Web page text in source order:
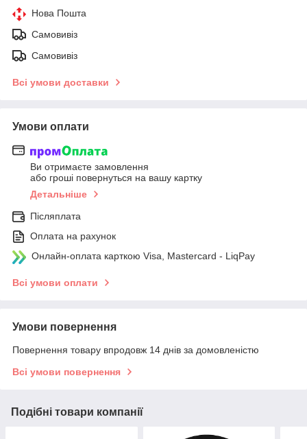
Нова Пошта
Самовивіз
Самовивіз
Всі умови доставки
Умови оплати
Ви отримаєте замовлення
або гроші повернуться на вашу картку
Детальніше
Післяплата
Оплата на рахунок
Онлайн-оплата карткою Visa, Mastercard - LiqPay
Всі умови оплати
Умови повернення
Повернення товару впродовж 14 днів за домовленістю
Всі умови повернення
Подібні товари компанії